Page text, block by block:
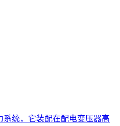
统，它装配在配电变压器高